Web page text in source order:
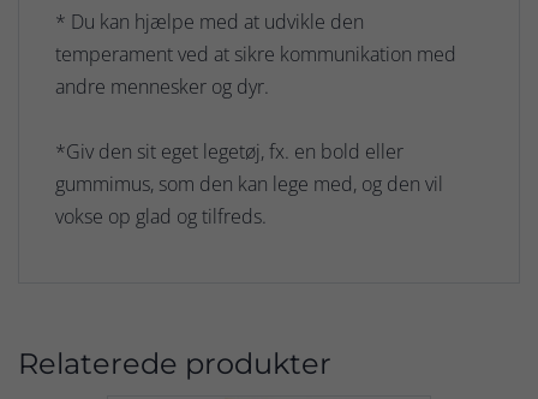
* Du kan hjælpe med at udvikle den
temperament ved at sikre kommunikation med
andre mennesker og dyr.
*Giv den sit eget legetøj, fx. en bold eller
gummimus, som den kan lege med, og den vil
vokse op glad og tilfreds.
Relaterede produkter